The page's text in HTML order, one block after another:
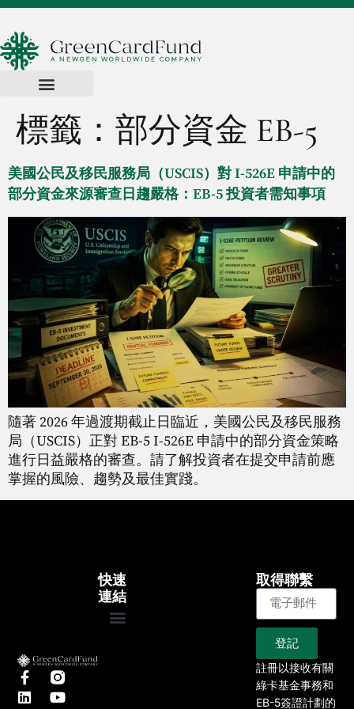
標籤： 部分資金 EB-5
美國公民及移民服務局（USCIS）對 I-526E 申請中的
部分資金來源審查日趨嚴格：EB-5 投資者需知事項
隨著 2026 年過渡期截止日臨近，美國公民及移民服務
局（USCIS）正對 EB-5 I-526E 申請中的部分資金策略
進行日益嚴格的審查。請了解投資者在提交申請前應
掌握的風險、趨勢及最佳實踐。
快速
連結
取得聯繫
登記
註冊以接收有關
綠卡基金事務和
EB-5簽證計劃的